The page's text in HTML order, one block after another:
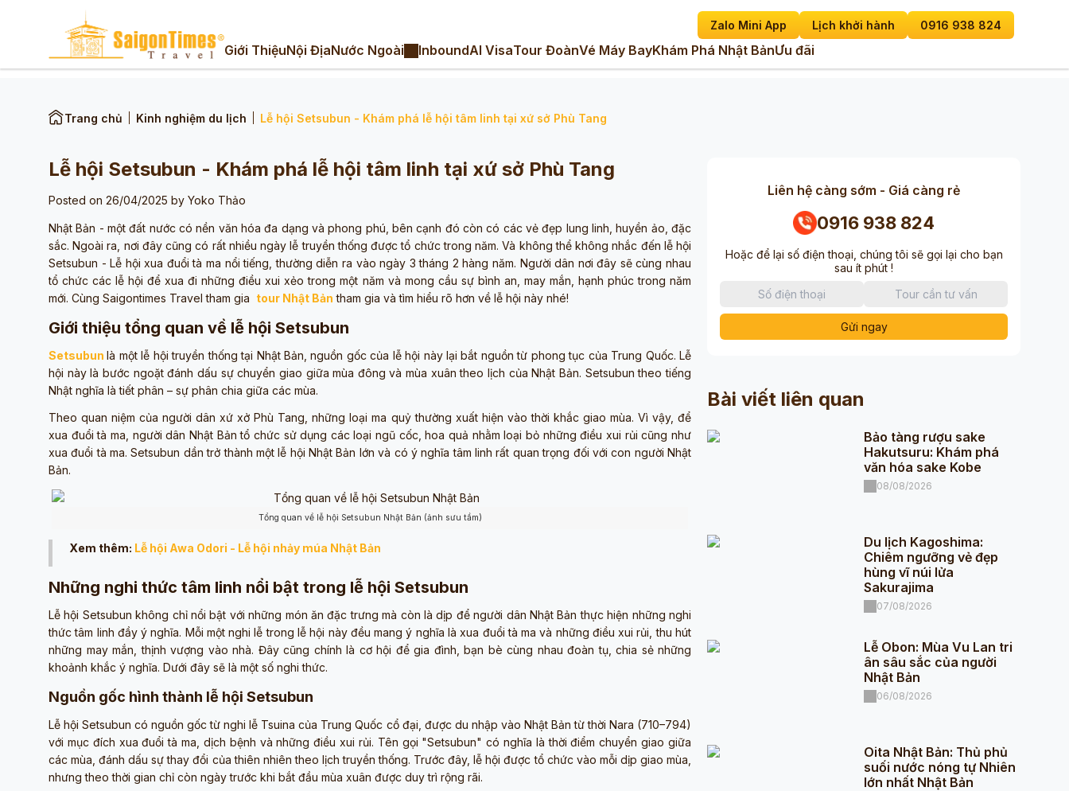
Zalo Mini App Lịch khởi hành 0916 938 824
Giới ThiệuNội ĐịaNước Ngoài InboundAI VisaTour ĐoànVé Máy BayKhám Phá Nhật BảnƯu đãi
Trang chủ Kinh nghiệm du lịch Lễ hội Setsubun - Khám phá lễ hội tâm linh tại xứ sở Phù Tang
Lễ hội Setsubun - Khám phá lễ hội tâm linh tại xứ sở Phù Tang
Posted on 26/04/2025 by Yoko Thảo
Nhật Bản - một đất nước có nền văn hóa đa dạng và phong phú, bên cạnh đó còn có các vẻ đẹp lung linh, huyền ảo, đặc
sắc. Ngoài ra, nơi đây cũng có rất nhiều ngày lễ truyền thống được tổ chức trong năm. Và không thể không nhắc đến lễ hội
Setsubun - Lễ hội xua đuổi tà ma nổi tiếng, thường diễn ra vào ngày 3 tháng 2 hàng năm. Người dân nơi đây sẽ cùng nhau
tổ chức các lễ hội để xua đi những điều xui xẻo trong một năm và mong cầu sự bình an, may mắn, hạnh phúc trong năm
mới. Cùng Saigontimes Travel tham gia tour Nhật Bản tham gia và tìm hiểu rõ hơn về lễ hội này nhé!
Giới thiệu tổng quan về lễ hội Setsubun
Setsubun là một lễ hội truyền thống tại Nhật Bản, nguồn gốc của lễ hội này lại bắt nguồn từ phong tục của Trung Quốc. Lễ
hội này là bước ngoặt đánh dấu sự chuyển giao giữa mùa đông và mùa xuân theo lịch của Nhật Bản. Setsubun theo tiếng
Nhật nghĩa là tiết phân – sự phân chia giữa các mùa.
Theo quan niệm của người dân xứ xở Phù Tang, những loại ma quỷ thường xuất hiện vào thời khắc giao mùa. Vì vậy, để
xua đuổi tà ma, người dân Nhật Bản tổ chức sử dụng các loại ngũ cốc, hoa quả nhằm loại bỏ những điều xui rủi cũng như
xua đuổi tà ma. Setsubun dần trở thành một lễ hội Nhật Bản lớn và có ý nghĩa tâm linh rất quan trọng đối với con người Nhật
Bản.
Tổng quan về lễ hội Setsubun Nhật Bản (ảnh sưu tầm)
Xem thêm: Lễ hội Awa Odori - Lễ hội nhảy múa Nhật Bản
Những nghi thức tâm linh nổi bật trong lễ hội Setsubun
Lễ hội Setsubun không chỉ nổi bật với những món ăn đặc trưng mà còn là dịp để người dân Nhật Bản thực hiện những nghi
thức tâm linh đầy ý nghĩa. Mỗi một nghi lễ trong lễ hội này đều mang ý nghĩa là xua đuổi tà ma và những điều xui rủi, thu hút
những may mắn, thịnh vượng vào nhà. Đây cũng chính là cơ hội để gia đình, bạn bè cùng nhau đoàn tụ, chia sẻ những
khoảnh khắc ý nghĩa. Dưới đây sẽ là một số nghi thức.
Nguồn gốc hình thành lễ hội Setsubun
Lễ hội Setsubun có nguồn gốc từ nghi lễ Tsuina của Trung Quốc cổ đại, được du nhập vào Nhật Bản từ thời Nara (710–794)
với mục đích xua đuổi tà ma, dịch bệnh và những điều xui rủi. Tên gọi "Setsubun" có nghĩa là thời điểm chuyển giao giữa
các mùa, đánh dấu sự thay đổi của thiên nhiên theo lịch truyền thống. Trước đây, lễ hội được tổ chức vào mỗi dịp giao mùa,
nhưng theo thời gian chỉ còn ngày trước khi bắt đầu mùa xuân được duy trì rộng rãi.
Liên hệ càng sớm - Giá càng rẻ
0916 938 824
Hoặc để lại số điện thoại, chúng tôi sẽ gọi lại cho bạn
sau ít phút !
Gửi ngay
Bài viết liên quan
Bảo tàng rượu sake
Hakutsuru: Khám phá
văn hóa sake Kobe
08/08/2026
Du lịch Kagoshima:
Chiêm ngưỡng vẻ đẹp
hùng vĩ núi lửa
Sakurajima
07/08/2026
Lễ Obon: Mùa Vu Lan tri
ân sâu sắc của người
Nhật Bản
06/08/2026
Oita Nhật Bản: Thủ phủ
suối nước nóng tự Nhiên
lớn nhất Nhật Bản